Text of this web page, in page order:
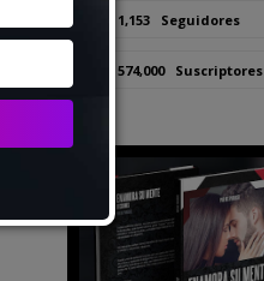
1,153 Seguidores
574,000 Suscriptores